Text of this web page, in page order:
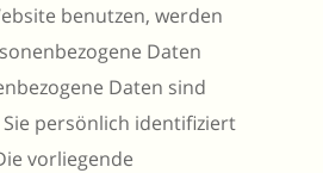
benutzen, werden
Daten
Daten sind
persönlich identifiziert
vorliegende